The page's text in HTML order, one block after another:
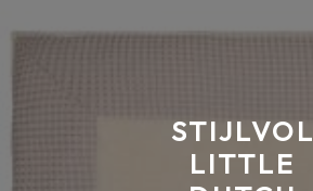
STIJLVOL
LITTLE